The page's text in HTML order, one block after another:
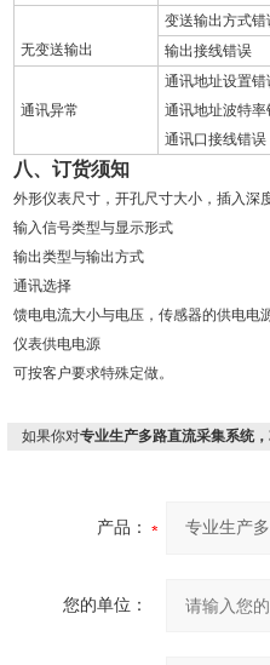
无变送输出
变送输出方式错
输出接线错误
通讯异常
通讯地址设置错
通讯地址波特率
通讯口接线错误
八、订货须知
外形仪表尺寸，开孔尺寸大小，插入深
输入信号类型与显示形式
输出类型与输出方式
通讯选择
馈电电流大小与电压，传感器的供电电
仪表供电电源
可按客户要求特殊定做。
如果你对专业生产多路直流采集系统
产品：
您的单位：